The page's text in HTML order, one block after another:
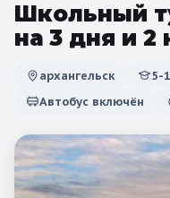
Все праздники
🔔 1 сентября
🗳️ 18 сентября
🥞 Масленица
Однодневные
Школьный
на 3 дня и 2
архангельск 5-
Автобус включён